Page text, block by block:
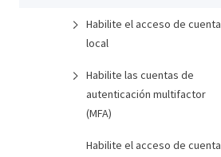
Habilite el acceso de cuenta
local
Habilite las cuentas de
autenticación multifactor
(MFA)
Habilite el acceso de cuenta